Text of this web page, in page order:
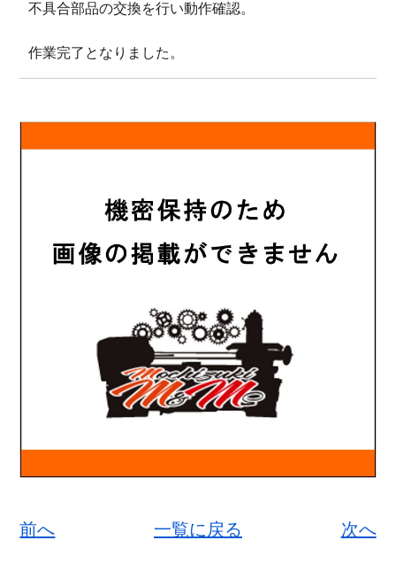
不具合部品の交換を行い動作確認。
作業完了となりました。
前へ 一覧に戻る 次へ